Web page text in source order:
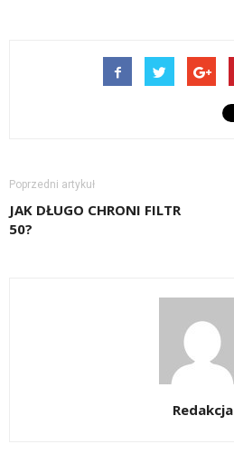
Poprzedni artykuł
JAK DŁUGO CHRONI FILTR
50?
Redakcja